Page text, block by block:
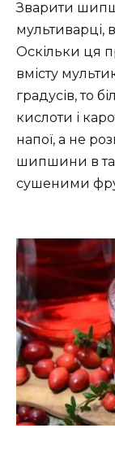
Зварити
мультиварці,
Оскільки ця
вмісту
градусів, то
кислоти і
напої, а не
шипшини в
сушеними